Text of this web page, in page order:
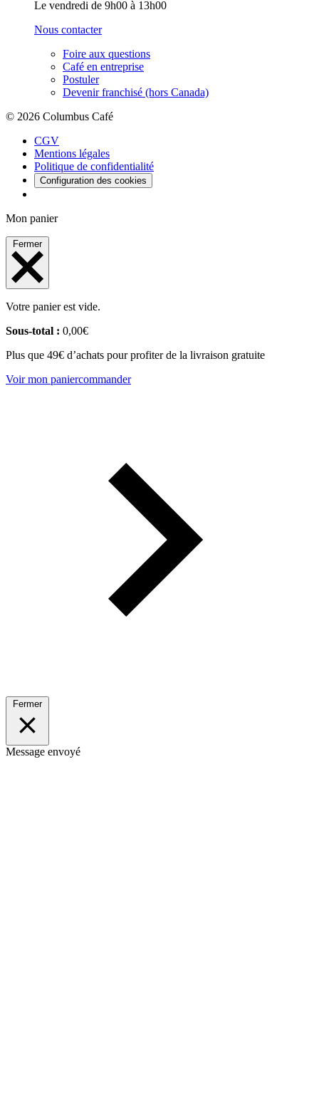
Le vendredi de 9h00 à 13h00
Nous contacter
Foire aux questions
Café en entreprise
Postuler
Devenir franchisé (hors Canada)
© 2026 Columbus Café
CGV
Mentions légales
Politique de confidentialité
Configuration des cookies
Mon panier
Fermer
Votre panier est vide.
Sous-total : 0,00€
Plus que 49€ d’achats pour profiter de la livraison gratuite
Voir mon paniercommander
Fermer
Message envoyé